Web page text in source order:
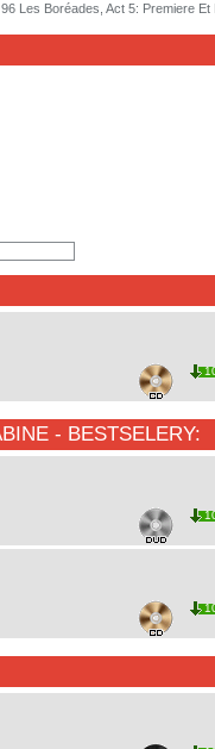
96 Les Boréades, Act 5: Premiere Et
- BESTSELERY: